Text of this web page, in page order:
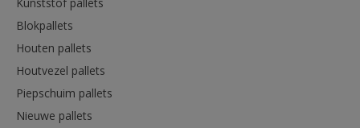
Kunststof pallets
Blokpallets
Houten pallets
Houtvezel pallets
Piepschuim pallets
Nieuwe pallets